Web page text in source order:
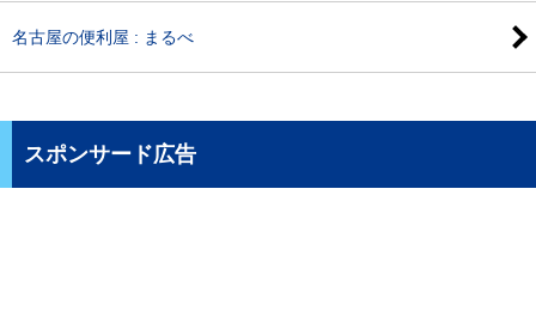
名古屋の便利屋 : まるべ
スポンサード広告